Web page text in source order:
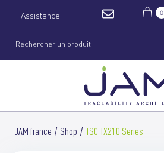
Assistance 0
JAM france Shop TSC TX210 Series